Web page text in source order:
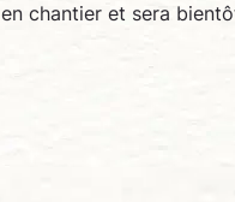
en chantier et sera